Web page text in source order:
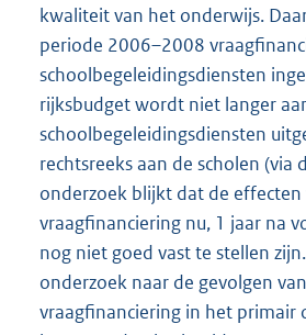
kwaliteit van het onderwijs.
periode 2006–2008
schoolbegeleidingsdiensten
rijksbudget wordt niet langer
schoolbegeleidingsdiensten
rechtsreeks aan de scholen (via
onderzoek blijkt dat de effecten
vraagfinanciering nu, 1 jaar na
nog niet goed vast te stellen
onderzoek naar de gevolgen
vraagfinanciering in het primair